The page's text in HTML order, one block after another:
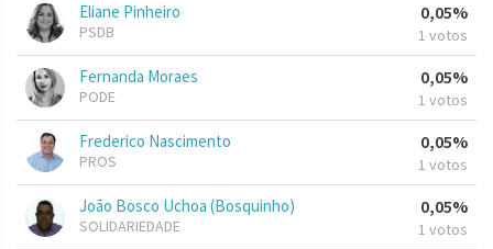
Eliane Pinheiro
PSDB
0,05%
1 votos
Fernanda Moraes
PODE
0,05%
1 votos
Frederico Nascimento
PROS
0,05%
1 votos
João Bosco Uchoa (Bosquinho)
SOLIDARIEDADE
0,05%
1 votos